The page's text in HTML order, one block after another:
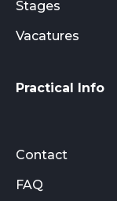
Stages
Vacatures
Practical Info
Contact
FAQ